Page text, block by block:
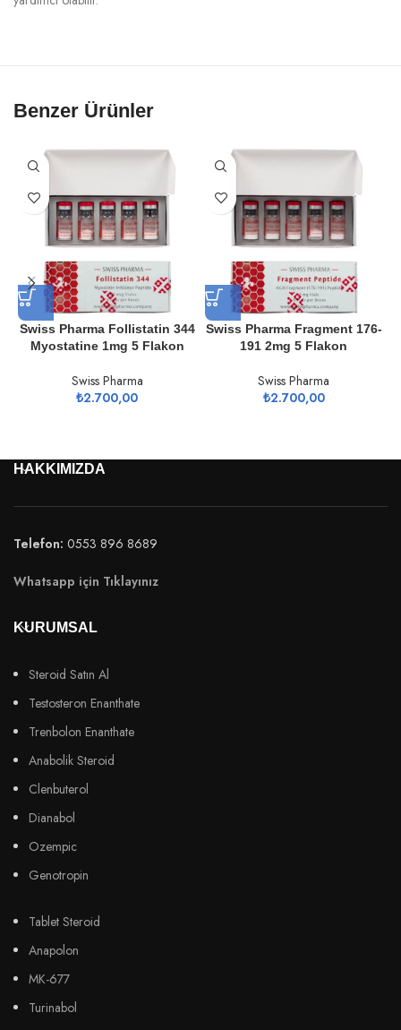
Benzer Ürünler
Swiss Pharma Follistatin 344
Myostatine 1mg 5 Flakon
Swiss Pharma
₺2.700,00
Swiss Pharma Fragment 176-
191 2mg 5 Flakon
Swiss Pharma
₺2.700,00
HAKKIMIZDA
Telefon: 0553 896 8689
Whatsapp için Tıklayınız
KURUMSAL
Steroid Satın Al
Testosteron Enanthate
Trenbolon Enanthate
Anabolik Steroid
Clenbuterol
Dianabol
Ozempic
Genotropin
Tablet Steroid
Anapolon
MK-677
Turinabol